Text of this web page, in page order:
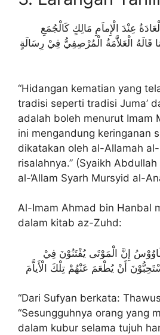
عِنْدَ الْإِماَمِ مَالِكٍ كَالْجُمَعِ
قَالَهُ الْعَلاَّمَةُ الْمُرْصِفِيُّ فِيْ رِسَالَةٍ
“Hidangan kematian yang
tradisi seperti tradisi Juma’
adalah boleh menurut Imam
ini mengandung keringanan
dikatakan oleh al-Allamah
risalahnya.” (Syaikh
al-‘Allam Syarh Mursyid al-
Al-Imam Ahmad bin Hanbal
dalam kitab az-Zuhd:
إِنَّ الْمَوْتَى يُفْتَنُوْنَ فِيْ
أَنْ يُطْعَمَ عَنْهُمْ تِلْكَ الْأَياَّمَ
“Dari Sufyan berkata:
“Sesungguhnya orang yang
dalam kubur selama tujuh